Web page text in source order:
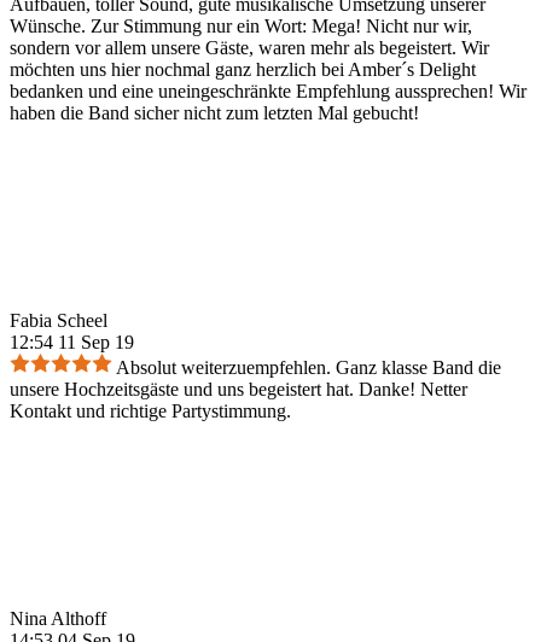
Wünsche. Zur Stimmung nur ein Wort: Mega! Nicht nur wir,
sondern vor allem unsere Gäste, waren mehr als begeistert. Wir
möchten uns hier nochmal ganz herzlich bei Amber´s Delight
bedanken und eine uneingeschränkte Empfehlung aussprechen! Wir
haben die Band sicher nicht zum letzten Mal gebucht!
Fabia Scheel
12:54 11 Sep 19
Absolut weiterzuempfehlen. Ganz klasse Band die
unsere Hochzeitsgäste und uns begeistert hat. Danke! Netter
Kontakt und richtige Partystimmung.
Nina Althoff